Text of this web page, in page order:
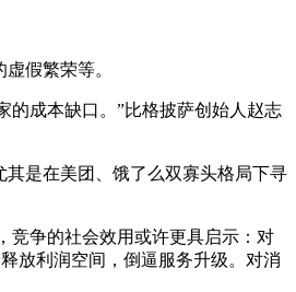
假繁荣等。
成本缺口。”比格披萨创始人赵志
是在美团、饿了么双寡头格局下寻
争的社会效用或许更具启示：对
放利润空间，倒逼服务升级。对消